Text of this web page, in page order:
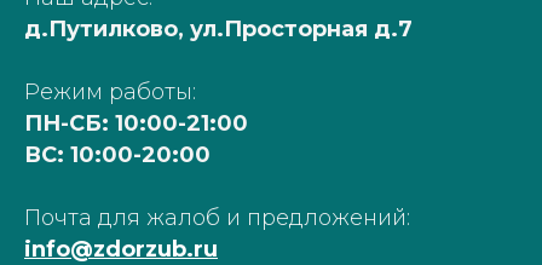
д.Путилково, ул.Просторная д.7
Режим работы:
ПН-СБ: 10:00-21:00
ВС: 10:00-20:00
Почта для жалоб и предложений:
info@zdorzub.ru